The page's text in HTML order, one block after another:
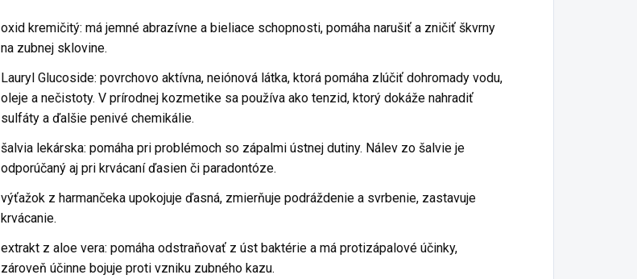
oxid kremičitý: má jemné abrazívne a bieliace schopnosti, pomáha narušiť a zničiť škvrny
na zubnej sklovine.
Lauryl Glucoside: povrchovo aktívna, neiónová látka, ktorá pomáha zlúčiť dohromady vodu,
oleje a nečistoty. V prírodnej kozmetike sa používa ako tenzid, ktorý dokáže nahradiť
sulfáty a ďalšie penivé chemikálie.
šalvia lekárska: pomáha pri problémoch so zápalmi ústnej dutiny. Nálev zo šalvie je
odporúčaný aj pri krvácaní ďasien či paradontóze.
výťažok z harmančeka upokojuje ďasná, zmierňuje podráždenie a svrbenie, zastavuje
krvácanie.
extrakt z aloe vera: pomáha odstraňovať z úst baktérie a má protizápalové účinky,
zároveň účinne bojuje proti vzniku zubného kazu.